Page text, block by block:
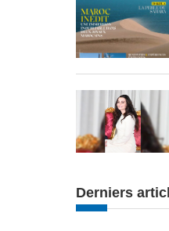
Derniers